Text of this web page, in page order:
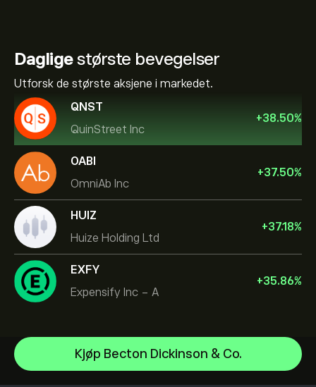
Dagligestørste bevegelser
Utforsk de største aksjene i markedet.
QNST
QuinStreet Inc
+38.50%
OABI
OmniAb Inc
+37.50%
HUIZ
Huize Holding Ltd
+37.18%
EXFY
Expensify Inc - A
+35.86%
Kjøp Becton Dickinson & Co.
NVIDIA Corporation
Amazon.com Inc